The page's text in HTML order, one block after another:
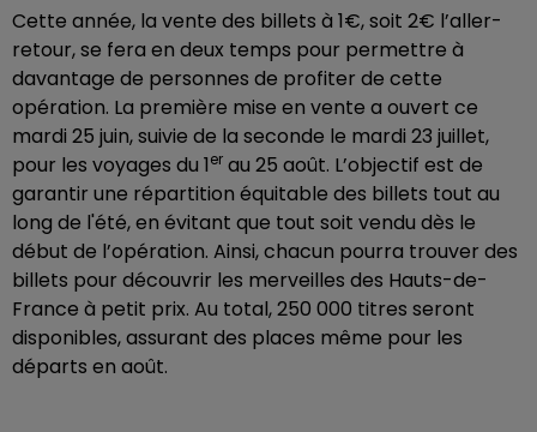
Cette année, la vente des billets à 1€, soit 2€ l’aller-
retour, se fera en deux temps pour permettre à
davantage de personnes de profiter de cette
opération. La première mise en vente a ouvert ce
mardi 25 juin, suivie de la seconde le mardi 23 juillet,
pour les voyages du 1er au 25 août. L’objectif est de
garantir une répartition équitable des billets tout au
long de l'été, en évitant que tout soit vendu dès le
début de l’opération. Ainsi, chacun pourra trouver des
billets pour découvrir les merveilles des Hauts-de-
France à petit prix. Au total, 250 000 titres seront
disponibles, assurant des places même pour les
départs en août.